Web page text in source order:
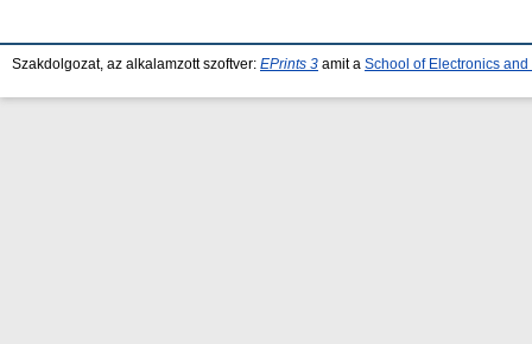
Szakdolgozat, az alkalamzott szoftver: EPrints 3 amit a School of Electronics